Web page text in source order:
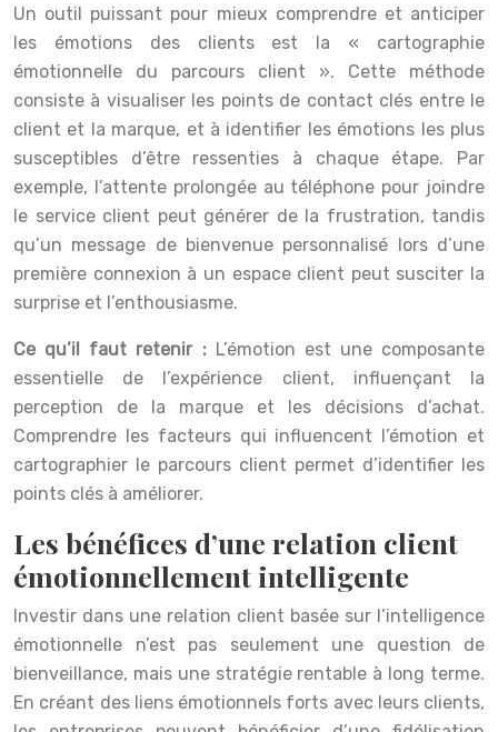
Un outil puissant pour mieux comprendre et anticiper
les émotions des clients est la « cartographie
émotionnelle du parcours client ». Cette méthode
consiste à visualiser les points de contact clés entre le
client et la marque, et à identifier les émotions les plus
susceptibles d’être ressenties à chaque étape. Par
exemple, l’attente prolongée au téléphone pour joindre
le service client peut générer de la frustration, tandis
qu’un message de bienvenue personnalisé lors d’une
première connexion à un espace client peut susciter la
surprise et l’enthousiasme.
Ce qu’il faut retenir : L’émotion est une composante
essentielle de l’expérience client, influençant la
perception de la marque et les décisions d’achat.
Comprendre les facteurs qui influencent l’émotion et
cartographier le parcours client permet d’identifier les
points clés à améliorer.
Les bénéfices d’une relation client
émotionnellement intelligente
Investir dans une relation client basée sur l’intelligence
émotionnelle n’est pas seulement une question de
bienveillance, mais une stratégie rentable à long terme.
En créant des liens émotionnels forts avec leurs clients,